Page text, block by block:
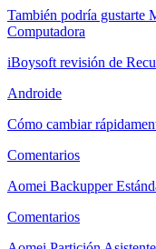
También podría gustarte
Computadora
iBoysoft revisión de
Androide
Cómo cambiar
Comentarios
Aomei Backupper
Comentarios